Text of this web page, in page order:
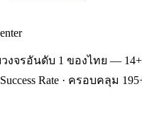
จรอันดับ 1 ของไทย — 14+
Rate · ครอบคลุม